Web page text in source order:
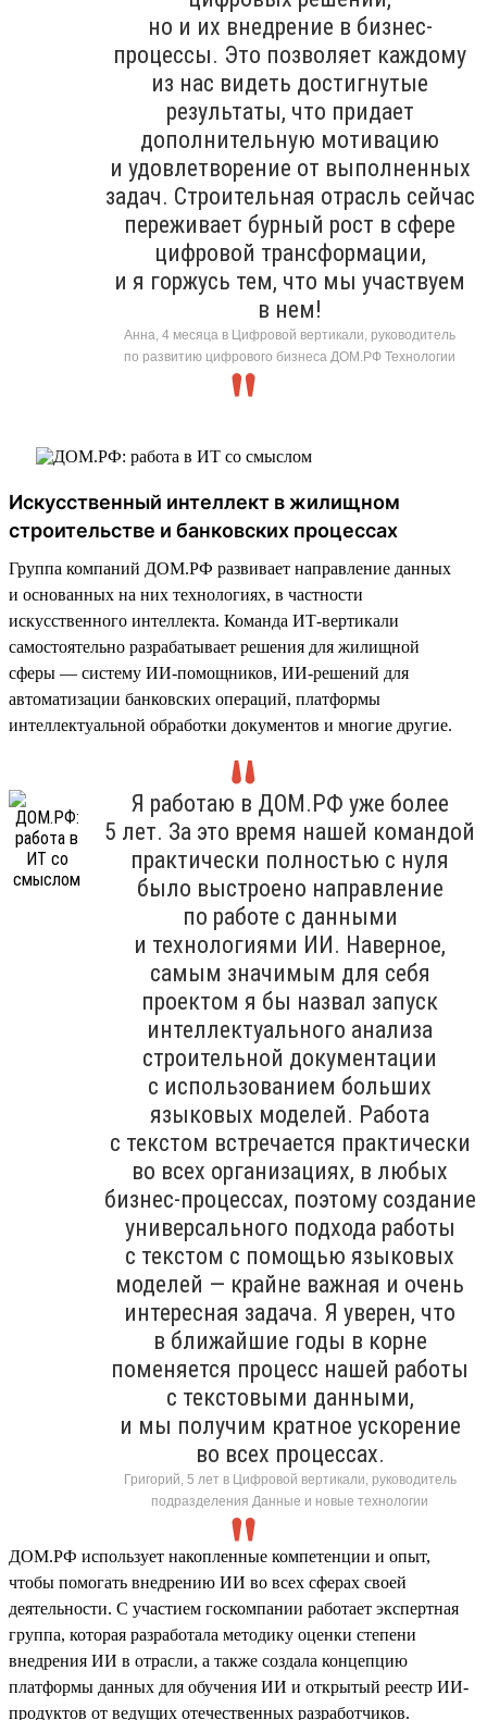
но и их внедрение в бизнес-
процессы. Это позволяет каждому
из нас видеть достигнутые
результаты, что придает
дополнительную мотивацию
и удовлетворение от выполненных
задач. Строительная отрасль сейчас
переживает бурный рост в сфере
цифровой трансформации,
и я горжусь тем, что мы участвуем
в нем!
Анна, 4 месяца в Цифровой вертикали, руководитель
по развитию цифрового бизнеса ДОМ.РФ Технологии
Искусственный интеллект в жилищном
строительстве и банковских процессах
Группа компаний ДОМ.РФ развивает направление данных
и основанных на них технологиях, в частности
искусственного интеллекта. Команда ИТ-вертикали
самостоятельно разрабатывает решения для жилищной
сферы — систему ИИ-помощников, ИИ-решений для
автоматизации банковских операций, платформы
интеллектуальной обработки документов и многие другие.
Я работаю в ДОМ.РФ уже более
5 лет. За это время нашей командой
практически полностью с нуля
было выстроено направление
по работе с данными
и технологиями ИИ. Наверное,
самым значимым для себя
проектом я бы назвал запуск
интеллектуального анализа
строительной документации
с использованием больших
языковых моделей. Работа
с текстом встречается практически
во всех организациях, в любых
бизнес-процессах, поэтому создание
универсального подхода работы
с текстом с помощью языковых
моделей — крайне важная и очень
интересная задача. Я уверен, что
в ближайшие годы в корне
поменяется процесс нашей работы
с текстовыми данными,
и мы получим кратное ускорение
во всех процессах.
Григорий, 5 лет в Цифровой вертикали, руководитель
подразделения Данные и новые технологии
ДОМ.РФ использует накопленные компетенции и опыт,
чтобы помогать внедрению ИИ во всех сферах своей
деятельности. С участием госкомпании работает экспертная
группа, которая разработала методику оценки степени
внедрения ИИ в отрасли, а также создала концепцию
платформы данных для обучения ИИ и открытый реестр ИИ-
продуктов от ведущих отечественных разработчиков.